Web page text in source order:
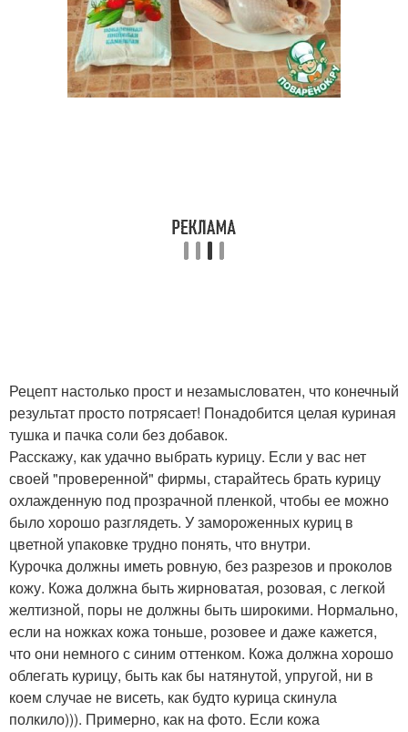
Рецепт настолько прост и незамысловатен, что конечный
результат просто потрясает! Понадобится целая куриная
тушка и пачка соли без добавок.
Расскажу, как удачно выбрать курицу. Если у вас нет
своей "проверенной" фирмы, старайтесь брать курицу
охлажденную под прозрачной пленкой, чтобы ее можно
было хорошо разглядеть. У замороженных куриц в
цветной упаковке трудно понять, что внутри.
Курочка должны иметь ровную, без разрезов и проколов
кожу. Кожа должна быть жирноватая, розовая, с легкой
желтизной, поры не должны быть широкими. Нормально,
если на ножках кожа тоньше, розовее и даже кажется,
что они немного с синим оттенком. Кожа должна хорошо
облегать курицу, быть как бы натянутой, упругой, ни в
коем случае не висеть, как будто курица скинула
полкило))). Примерно, как на фото. Если кожа